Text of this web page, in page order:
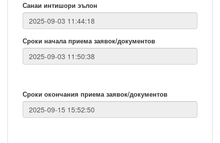
Санаи интишори эълон
Сроки начала приема заявок/документов
Сроки окончания приема заявок/документов